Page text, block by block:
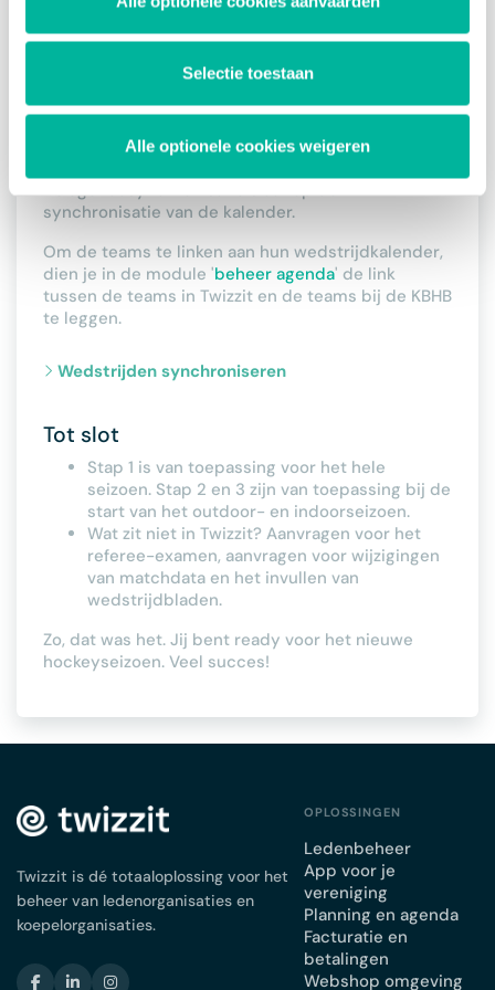
Selectie toestaan
Alle optionele cookies weigeren
activeren.
3. Agendasynchronisatie
De agendasynchronisatie slaat op de
synchronisatie van de kalender.
Om de teams te linken aan hun wedstrijdkalender,
dien je in de module 'beheer agenda' de link
tussen de teams in Twizzit en de teams bij de KBHB
te leggen.
Wedstrijden synchroniseren
Tot slot
Stap 1 is van toepassing voor het hele
seizoen. Stap 2 en 3 zijn van toepassing bij de
start van het outdoor- en indoorseizoen.
Wat zit niet in Twizzit? Aanvragen voor het
referee-examen, aanvragen voor wijzigingen
van matchdata en het invullen van
wedstrijdbladen.
Zo, dat was het. Jij bent ready voor het nieuwe
hockeyseizoen. Veel succes!
Twizzit is dé totaaloplossing voor het
beheer van ledenorganisaties en
koepelorganisaties.
OPLOSSINGEN
Ledenbeheer
App voor je
vereniging
Planning en agenda
Facturatie en
betalingen
Webshop omgeving